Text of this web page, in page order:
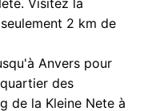
Visitez la
2 km de
Anvers pour
des
de la Kleine Nete à